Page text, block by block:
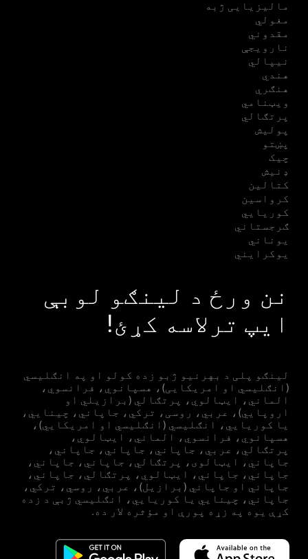
مالیزیایی ژبه
مغولي
مقدوني
نارویجې
نیپالي
هندي
هنګري
ویټنامي
پرتګالي
پولیش
پښتو
چیک
ډنیش
کتالین
کرواسین
کوریایي
ګرجستاني
یوناني
یوکرایني
نن ورځ د لینګو لوبې
ایپ ترلاسه کړئ!
لینګو پلی د بهرنیو ژبو زده کولو او په انګلیسي
(انګلیسي او امریکایی)، هسپانوي، فرانسوي،
الماني، ایټالوي، پرتګالي (برازیلي او
اروپايي)، عربي، روسی، ترکي، جاپاني، چینایي،
یا کوریايي، انګلیسي (انګلیسي او امریکایي)،
هسپانوي، فرانسوي، الماني، ایټالوي،
پرتګالي، عربي، جاپاني، جاپاني، جاپاني،
جاپاني، ایټالوی، پرتګالي، جاپاني، جاپاني،
جاپاني، جاپاني، ایټالوي، پرتګالي، جاپاني،
جاپاني او جاپاني (برازيل)، عربي، روسي، ترکي،
جاپاني، چینايي یا کوریايي، انګلیسي ژبې د زده
کړې یوه په زړه پورې او مؤثره لار ده.